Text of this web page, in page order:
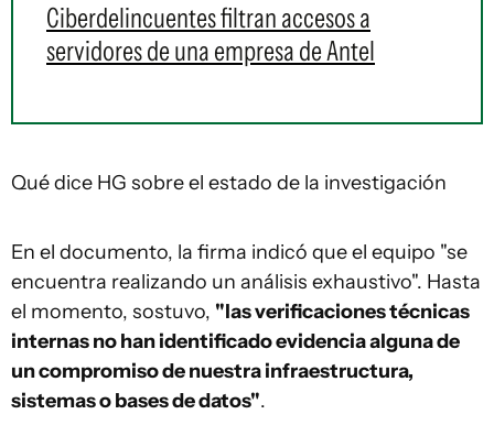
Ciberdelincuentes filtran accesos a
servidores de una empresa de Antel
Qué dice HG sobre el estado de la investigación
En el documento, la firma indicó que el equipo "se
encuentra realizando un análisis exhaustivo". Hasta
el momento, sostuvo, "las verificaciones técnicas
internas no han identificado evidencia alguna de
un compromiso de nuestra infraestructura,
sistemas o bases de datos".